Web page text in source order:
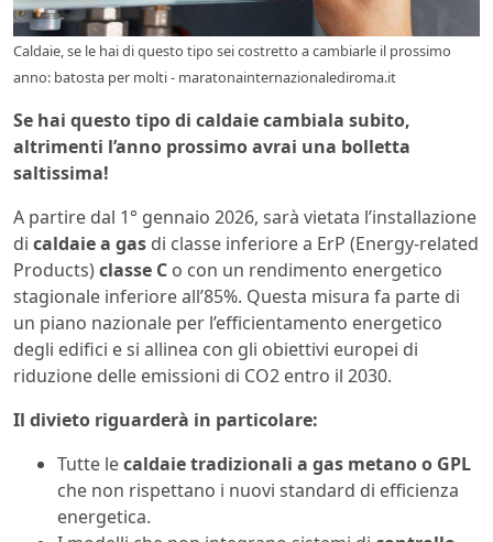
Caldaie, se le hai di questo tipo sei costretto a cambiarle il prossimo
anno: batosta per molti - maratonainternazionalediroma.it
Se hai questo tipo di caldaie cambiala subito,
altrimenti l’anno prossimo avrai una bolletta
saltissima!
A partire dal 1° gennaio 2026, sarà vietata l’installazione
di caldaie a gas di classe inferiore a ErP (Energy-related
Products)classe C o con un rendimento energetico
stagionale inferiore all’85%. Questa misura fa parte di
un piano nazionale per l’efficientamento energetico
degli edifici e si allinea con gli obiettivi europei di
riduzione delle emissioni di CO2 entro il 2030.
Il divieto riguarderà in particolare:
Tutte lecaldaie tradizionali a gas metano o GPL
che non rispettano i nuovi standard di efficienza
energetica.